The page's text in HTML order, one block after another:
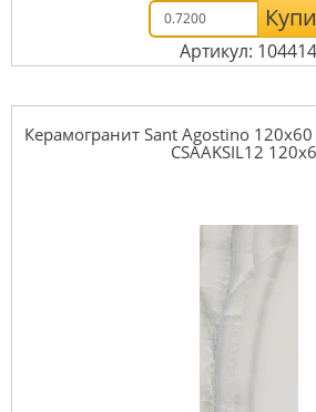
Артикул: 104414
Керамогранит Sant Agostino
CSAAKSIL12